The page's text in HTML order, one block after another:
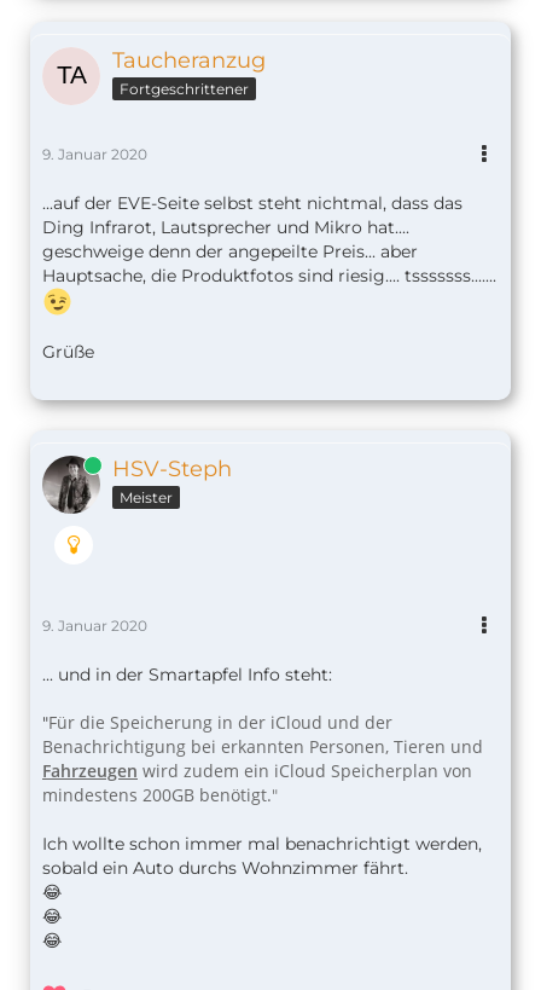
Taucheranzug
Fortgeschrittener
9. Januar 2020
...auf der EVE-Seite selbst steht nichtmal, dass das
Ding Infrarot, Lautsprecher und Mikro hat....
geschweige denn der angepeilte Preis... aber
Hauptsache, die Produktfotos sind riesig.... tsssssss.......
Grüße
Online HSV-Steph
Meister
9. Januar 2020
... und in der Smartapfel Info steht:
"Für die Speicherung in der iCloud und der
Benachrichtigung bei erkannten Personen, Tieren und
Fahrzeugen wird zudem ein iCloud Speicherplan von
mindestens 200GB benötigt."
Ich wollte schon immer mal benachrichtigt werden,
sobald ein Auto durchs Wohnzimmer fährt.
😂
😂
😂